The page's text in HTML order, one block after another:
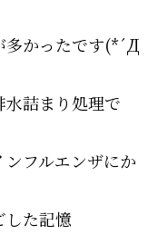
多かったです(*´Д
詰まり処理で
フルエンザにか
した記憶